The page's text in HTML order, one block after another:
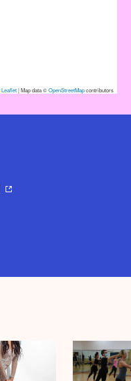
Leaflet|Map data ©OpenStreetMapcontributors